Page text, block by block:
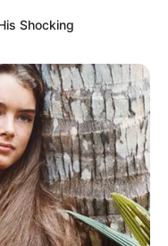
Külön
engem tönkre fog
Shocking